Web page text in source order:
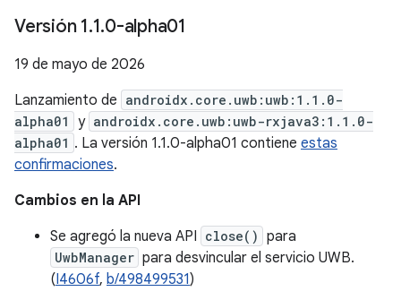
Versión 1.1.0-alpha01
19 de mayo de 2026
Lanzamiento de androidx.core.uwb:uwb:1.1.0-
alpha01
y androidx.core.uwb:uwb-rxjava3:1.1.0-
alpha01 . La versión 1.1.0-alpha01 contiene estas
confirmaciones.
Cambios en la API
Se agregó la nueva API close() para
UwbManager para desvincular el servicio UWB.
(I4606f, b/498499531)